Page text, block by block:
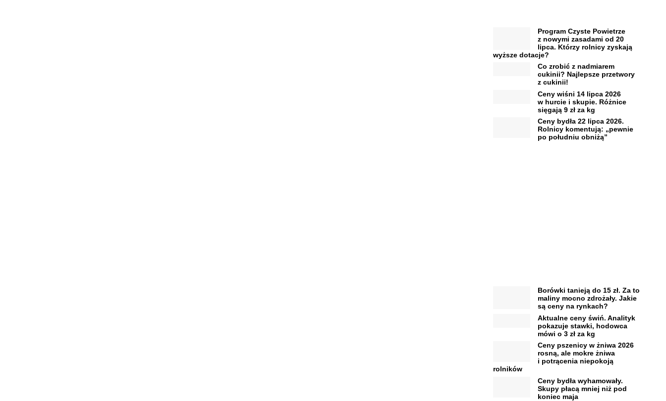
Program Czyste Powietrze
z nowymi zasadami od 20
lipca. Którzy rolnicy zyskają
wyższe dotacje?
Co zrobić z nadmiarem
cukinii? Najlepsze przetwory
z cukinii!
Ceny wiśni 14 lipca 2026
w hurcie i skupie. Różnice
sięgają 9 zł za kg
Ceny bydła 22 lipca 2026.
Rolnicy komentują: „pewnie
po południu obniżą”
Borówki tanieją do 15 zł. Za to
maliny mocno zdrożały. Jakie
są ceny na rynkach?
Aktualne ceny świń. Analityk
pokazuje stawki, hodowca
mówi o 3 zł za kg
Ceny pszenicy w żniwa 2026
rosną, ale mokre żniwa
i potrącenia niepokoją
rolników
Ceny bydła wyhamowały.
Skupy płacą mniej niż pod
koniec maja